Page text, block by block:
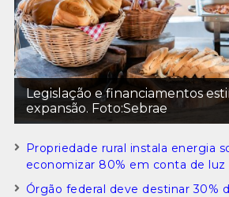
Legislação e financiamentos
expansão. Foto:Sebrae
Propriedade rural instala energia
economizar 80% em conta de luz
Órgão federal deve destinar 30%